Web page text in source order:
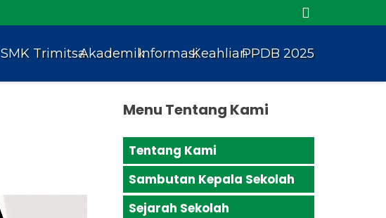
SMK TrimitsaAkademikInformasiKeahlianPPDB 2025
Menu Tentang Kami
Tentang Kami
Sambutan Kepala Sekolah
Sejarah Sekolah